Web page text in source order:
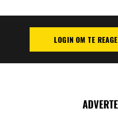
PLAATS REACTIELOGIN OM TE